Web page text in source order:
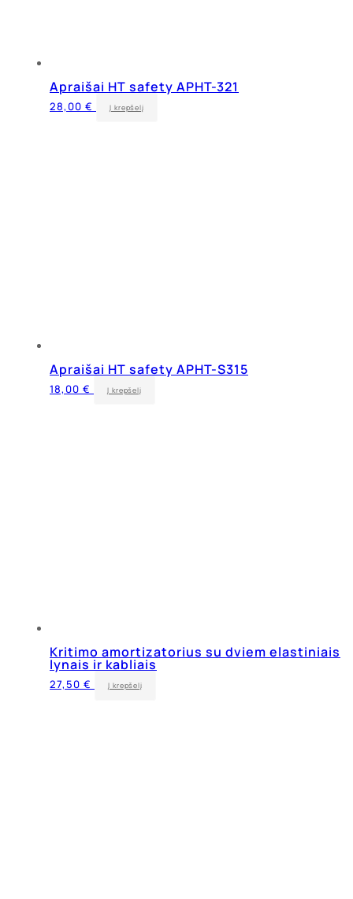
Apraišai HT safety APHT-321
28,00 € Į krepšelį
Apraišai HT safety APHT-S315
18,00 € Į krepšelį
Kritimo amortizatorius su dviem elastiniais
lynais ir kabliais
27,50 € Į krepšelį